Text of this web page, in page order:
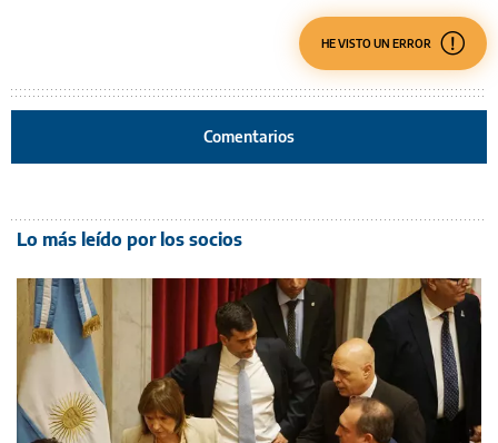
HE VISTO UN ERROR
Comentarios
Lo más leído por los socios